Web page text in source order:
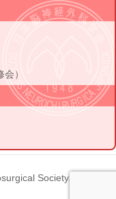
）
Society. All rights